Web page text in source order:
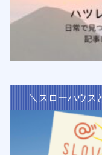
＼スローハウス